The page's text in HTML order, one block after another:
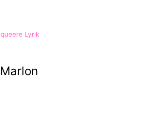
queere Lyrik
Marlon